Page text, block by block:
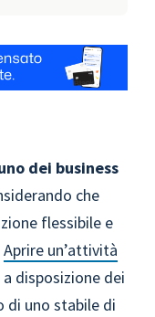
dei business
che
flessibile e
Aprire un’attività
disposizione dei
di uno stabile di